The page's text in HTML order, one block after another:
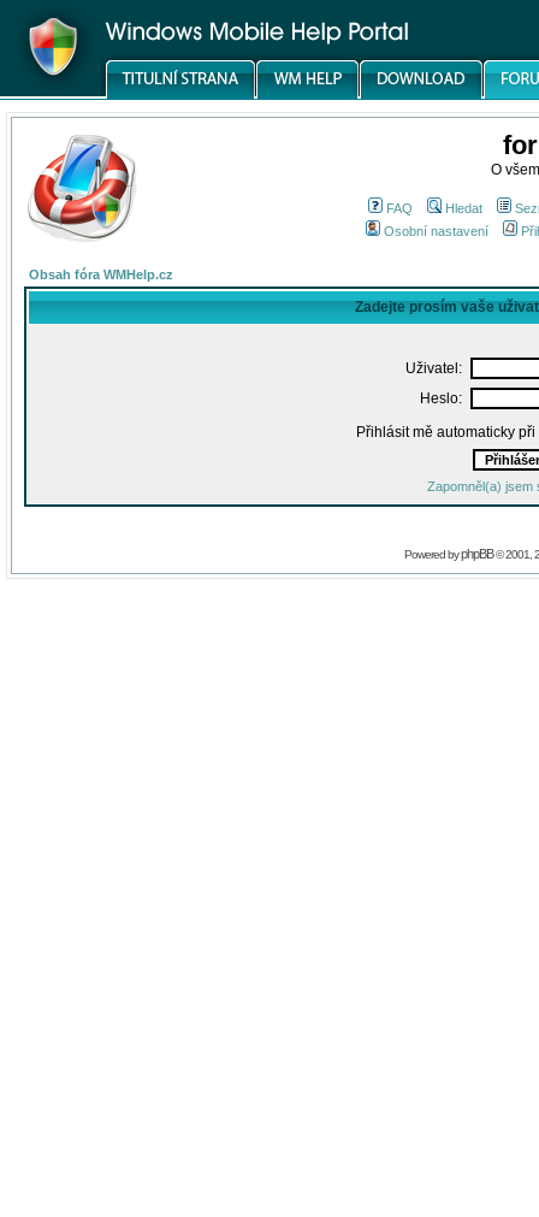
O
FAQ Hledat
Osobní nastavení
Obsah fóra WMHelp.cz
Zadejte prosím vaše
Uživatel:
Heslo:
Přihlásit mě automaticky
Zapomněl(a) jsem
Powered byphpBB© 2001,